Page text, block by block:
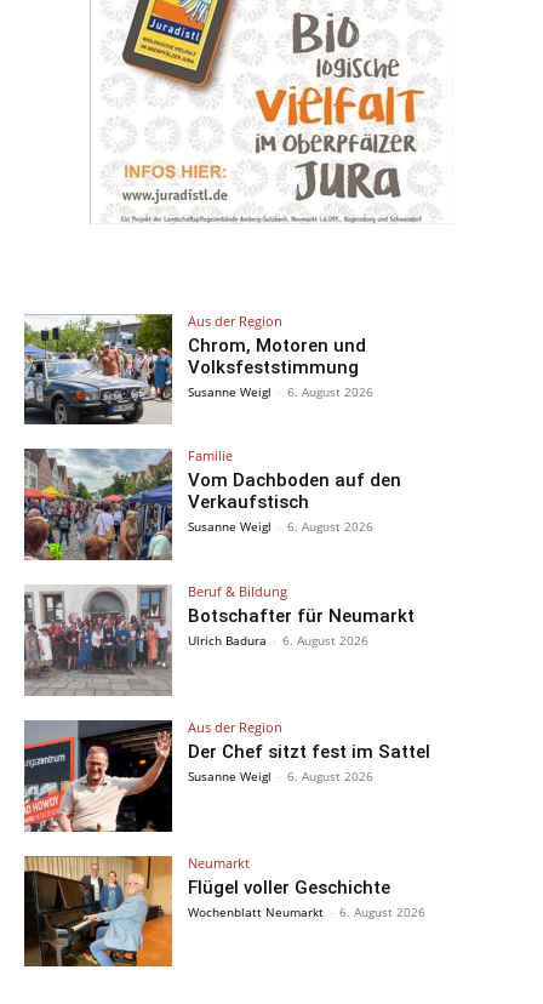
Aus der Region
Chrom, Motoren und
Volksfeststimmung
Susanne Weigl - 6. August 2026
Familie
Vom Dachboden auf den
Verkaufstisch
Susanne Weigl - 6. August 2026
Beruf & Bildung
Botschafter für Neumarkt
Ulrich Badura - 6. August 2026
Aus der Region
Der Chef sitzt fest im Sattel
Susanne Weigl - 6. August 2026
Neumarkt
Flügel voller Geschichte
Wochenblatt Neumarkt - 6. August 2026